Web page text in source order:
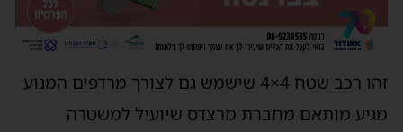
זהו רכב שטח 4×4 שישמש גם לצורך מרדפים המנוע
מותאם מחברת מרצדס שיועיל למשטרה